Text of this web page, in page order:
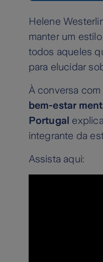
Helene
manter um
todos aqueles
para elucidar
À conversa
bem-estar
Portugal
integrante da
Assista aqui: